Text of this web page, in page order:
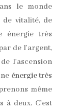
le monde
de vitalité, de
énergie très
de l’argent,
l’ascension
énergie très
même
à deux. C’est